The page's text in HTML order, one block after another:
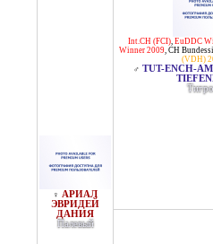
♀ АРИАЛ
ЭВРИДЕЙ
ДАНИЯ
Палевый
Int.CH (FCI), EuDDC
Winner 2009, CH
(VDH)
♂ TUT-ENCH-